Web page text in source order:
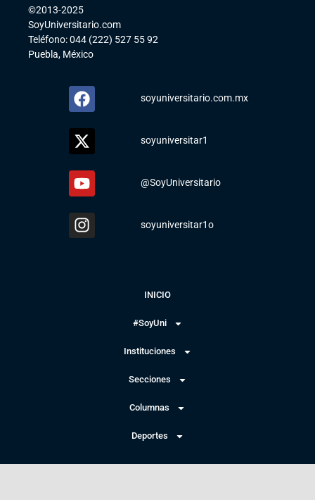
©2013-2025
SoyUniversitario.com
Teléfono: 044 (222) 527 55 92
Puebla, México
soyuniversitario.com.mx
soyuniversitar1
@SoyUniversitario
soyuniversitar1o
INICIO
#SoyUni
Instituciones
Secciones
Columnas
Deportes